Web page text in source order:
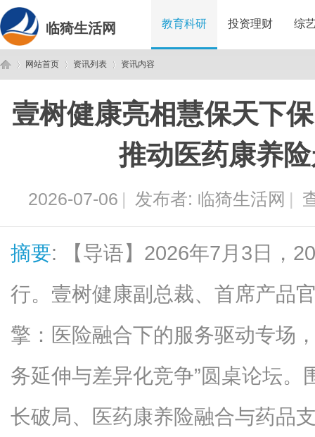
临猗生活网 教育科研 投资理财 综
›
网站首页
›
资讯列表
›
资讯内容
壹树健康亮相慧保天下
推动医药康养
2026-07-06 | 发布者: 临猗生活网 |
摘要: 【导语】2026年7月3日，
行。壹树健康副总裁、首席产品
擎：医险融合下的服务驱动专场
务延伸与差异化竞争”圆桌论坛
长破局、医药康养险融合与药品